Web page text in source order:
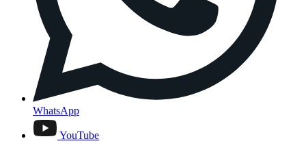
WhatsApp
YouTube